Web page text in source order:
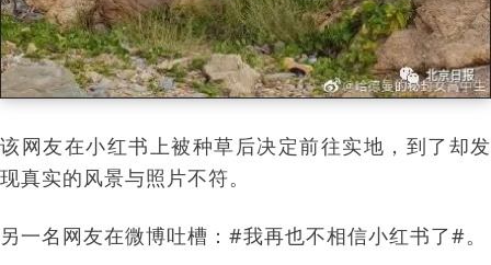
该网友在小红书上被种草后决定前往实地，到了却发
现真实的风景与照片不符。
另一名网友在微博吐槽：#我再也不相信小红书了#。